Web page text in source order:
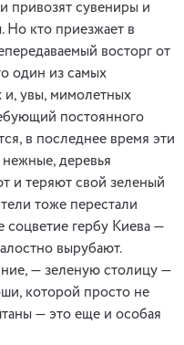
привозят сувениры и
Но кто приезжает в
восторг от
один из самых
и, увы, мимолетных
постоянного
в последнее время эти
деревья
и теряют свой зеленый
тоже перестали
соцветие гербу Киева —
вырубают.
— зеленую столицу —
которой просто не
— это еще и особая